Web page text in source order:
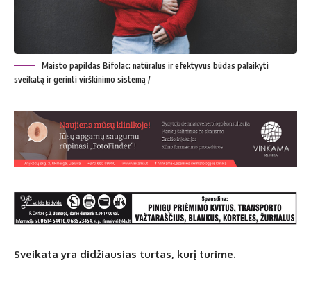
Maisto papildas Bifolac: natūralus ir efektyvus būdas palaikyti
sveikatą ir gerinti virškinimo sistemą /
Sveikata yra didžiausias turtas, kurį turime.